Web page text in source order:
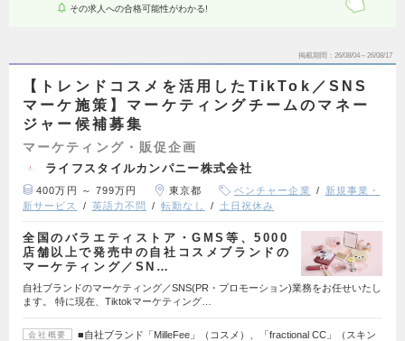
その求人への合格可能性がわかる!
掲載期間 26/08/04～26/08/17
【トレンドコスメを活用したTikTok／SNS
マーケ施策】マーケティングチームのマネー
ジャー候補募集
マーケティング・販促企画
ライフスタイルカンパニー株式会社
400万円 ～ 799万円 東京都 ベンチャー企業
新規事業・
新サービス
英語力不問 転勤なし 土日祝休み
全国のバラエティストア・GMS等、5000
店舗以上で発売中の自社コスメブランドの
マーケティング／SN…
自社ブランドのマーケティング／SNS(PR・プロモーション)業務をお任せいたし
ます。 特に現在、Tiktokマーケティング…
会社概要
■自社ブランド「MilleFee」（コスメ）、「fractional CC」（スキン